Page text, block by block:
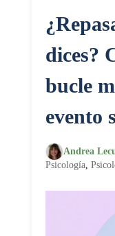
dices?
bucle
evento
Andrea
Psicología,